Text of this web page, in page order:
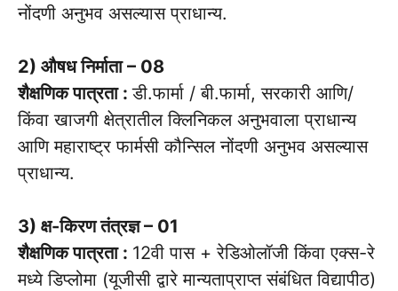
नोंदणी अनुभव असल्यास प्राधान्य.
2) औषध निर्माता – 08
शैक्षणिक पात्रता :डी.फार्मा / बी.फार्मा, सरकारी आणि/
किंवा खाजगी क्षेत्रातील क्लिनिकल अनुभवाला प्राधान्य
आणि महाराष्ट्र फार्मसी कौन्सिल नोंदणी अनुभव असल्यास
प्राधान्य.
3) क्ष-किरण तंत्रज्ञ – 01
शैक्षणिक पात्रता : 12वी पास + रेडिओलॉजी किंवा एक्स-रे
मध्ये डिप्लोमा (यूजीसी द्वारे मान्यताप्राप्त संबंधित विद्यापीठ)